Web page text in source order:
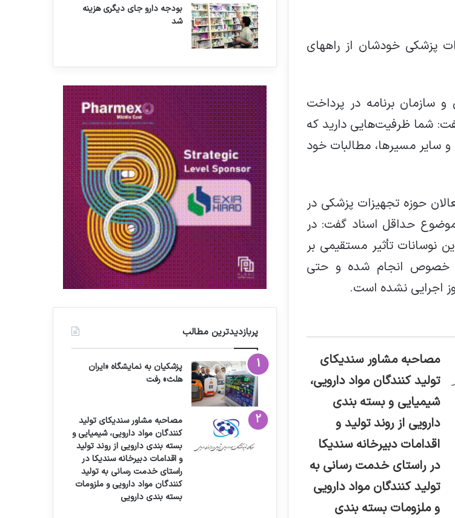
پزشکی خودشان از راههای
و سازمان برنامه در پرداخت
شما ظرفیت‌هایی دارید که
و سایر مسیرها، مطالبات خود
حوزه تجهیزات پزشکی در
موضوع حداقل اسناد گفت: در
نوسانات تأثیر مستقیمی بر
خصوص انجام شده و حتی
اجرایی نشده است.
مصاحبه مشاور سندیکای
تولید کنندگان مواد دارویی،
شیمیایی و بسته بندی
دارویی از روند تولید و
اقدامات دبیرخانه سندیکا
در راستای خدمت رسانی به
تولید کنندگان مواد دارویی
و ملزومات بسته بندی
بودجه دارو جای دیگری هزینه
شد
پربازدیدترین مطالب
پزشکیان به نمایشگاه «ایران
هلث» رفت
مصاحبه مشاور سندیکای تولید
کنندگان مواد دارویی، شیمیایی و
بسته بندی دارویی از روند تولید
و اقدامات دبیرخانه سندیکا در
راستای خدمت رسانی به تولید
کنندگان مواد دارویی و ملزومات
بسته بندی دارویی